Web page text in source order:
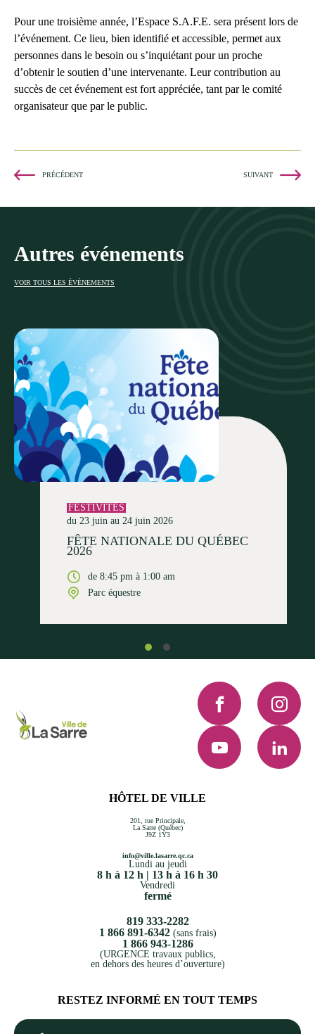
Pour une troisième année, l’Espace S.A.F.E. sera présent lors de
l’événement. Ce lieu, bien identifié et accessible, permet aux
personnes dans le besoin ou s’inquiétant pour un proche
d’obtenir le soutien d’une intervenante. Leur contribution au
succès de cet événement est fort appréciée, tant par le comité
organisateur que par le public.
PRÉCÉDENT SUIVANT
Autres événements
VOIR TOUS LES ÉVÉNEMENTS
FESTIVITÉS
du 23 juin au 24 juin 2026
FÊTE NATIONALE DU QUÉBEC
2026
de 8:45 pm à 1:00 am
Parc équestre
HÔTEL DE VILLE
201, rue Principale,
La Sarre (Québec)
J9Z 1Y3
info@ville.lasarre.qc.ca
Lundi au jeudi
8 h à 12 h | 13 h à 16 h 30
Vendredi
fermé
819 333-2282
1 866 891-6342(sans frais)
1 866 943-1286
(URGENCE travaux publics,
en dehors des heures d’ouverture)
RESTEZ INFORMÉ EN TOUT TEMPS
Votre
Facebook
YouTube